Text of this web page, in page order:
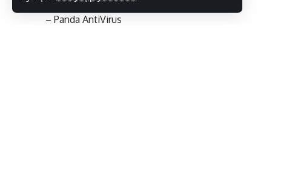
– Norton AntiVirus
– Panda AntiVirus